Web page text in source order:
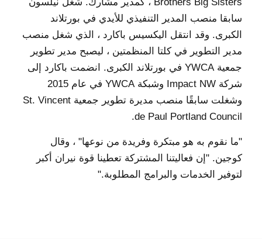
سابقا منصب المدير التنفيذي للأيدي في بورتلاند
الكبرى. وقد انتقل اليكسيس باكارد ، الذي شغل منصب
مدير التطوير في كلتا المنظمتين ، ليصبح مدير تطوير
جمعية YWCA في بورتلاند الكبرى. انضمت باكارد إلى
شركة Impact NW وشبكة YWCA في عام 2015
وشغلت سابقًا منصب مديرة تطوير جمعية St. Vincent
de Paul Portland Council.
"ما نقوم به هو مبتكرة وفريدة من نوعها" ، وقال
كوجين. "إن فعاليتنا المشتركة تعطينا قوة نيران أكبر
لتوفير الخدمات والبرامج المطلوبة."